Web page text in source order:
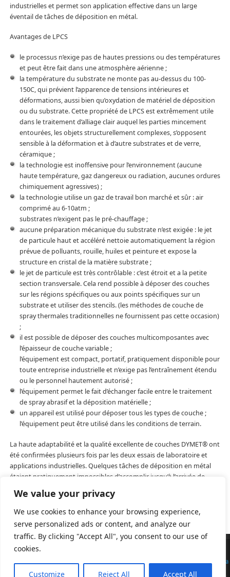
We value your privacy
We use cookies to enhance your browsing experience,
serve personalized ads or content, and analyze our
traffic. By clicking "Accept All", you consent to our use of
cookies.
Customize Reject All Accept All
industrielles et permet son application effective dans un large
éventail de tâches de déposition en métal.
Avantages de LPCS
le processus n’exige pas de hautes pressions ou des températures
et peut être fait dans une atmosphère aérienne ;
la température du substrate ne monte pas au-dessus du 100-
150С, qui prévient l’apparence de tensions intérieures et
déformations, aussi bien qu’oxydation de matériel de déposition
ou du substrate. Cette propriété de LPCS est extrêmement utile
dans le traitement d’alliage clair auquel les parties mincement
entourées, les objets structurellement complexes, s’opposent
sensible à la déformation et à d’autre substrates et de verre,
céramique ;
la technologie est inoffensive pour l’environnement (aucune
haute température, gaz dangereux ou radiation, aucunes ordures
chimiquement agressives) ;
la technologie utilise un gaz de travail bon marché et sûr : air
comprimé au 6-10atm ;
substrates n’exigent pas le pré-chauffage ;
aucune préparation mécanique du substrate n’est exigée : le jet
de particule haut et accéléré nettoie automatiquement la région
prévue de polluants, rouille, huiles et peinture et expose la
structure en cristal de la matière substrate ;
le jet de particule est très contrôlable : c’est étroit et a la petite
section transversale. Cela rend possible à déposer des couches
sur les régions spécifiques ou aux points spécifiques sur un
substrate et utiliser des stencils. (les méthodes de couche de
spray thermales traditionnelles ne fournissent pas cette occasion)
;
il est possible de déposer des couches multicomposantes avec
l’épaisseur de couche variable ;
l’équipement est compact, portatif, pratiquement disponible pour
toute entreprise industrielle et n’exige pas l’entraînement étendu
ou le personnel hautement autorisé ;
l’équipement permet le fait d’échanger facile entre le traitement
de spray abrasif et la déposition matérielle ;
un appareil est utilisé pour déposer tous les types de couche ;
l’équipement peut être utilisé dans les conditions de terrain.
La haute adaptabilité et la qualité excellente de couches DYMET® ont
été confirmées plusieurs fois par les deux essais de laboratoire et
applications industrielles. Quelques tâches de déposition en métal
étaient pratiquement impossibles d’accomplir jusqu’à l’arrivée de
Mantra
& WordPress.